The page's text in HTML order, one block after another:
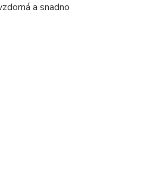
a snadno